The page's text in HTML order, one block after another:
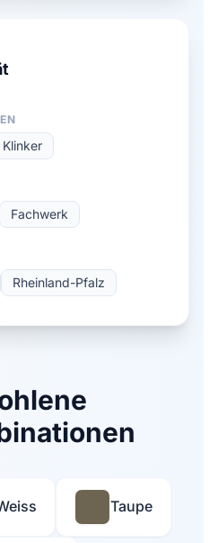
Klinker
Fachwerk
Rheinland-Pfalz
Taupe